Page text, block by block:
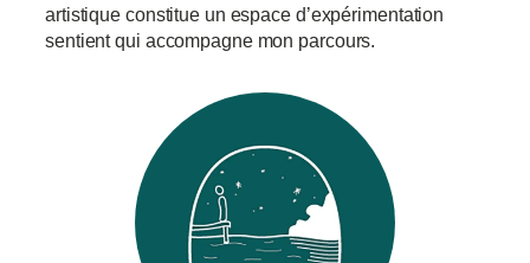
artistique constitue un espace d’expérimentation
sentient qui accompagne mon parcours.